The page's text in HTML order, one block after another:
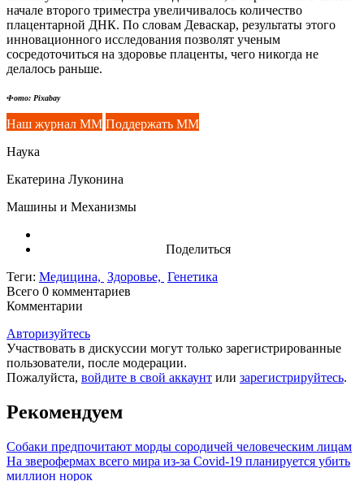
начале второго триместра увеличивалось количество
плацентарной ДНК. По словам Деваскар, результаты этого
инновационного исследования позволят ученым
сосредоточиться на здоровье плаценты, чего никогда не
делалось раньше.
Фото: Pixabay
Наш журнал ММ Поддержать ММ
Наука
Екатерина Луконина
Машины и Механизмы
Поделиться
Теги: Медицина, Здоровье, Генетика
Всего 0 комментариев
Комментарии
Авторизуйтесь
Участвовать в дискуссии могут только зарегистрированные
пользователи, после модерации.
Пожалуйста, войдите в свой аккаунт или зарегистрируйтесь.
Рекомендуем
Собаки предпочитают морды сородичей человеческим лицам
На зверофермах всего мира из-за Covid-19 планируется убить
миллион норок